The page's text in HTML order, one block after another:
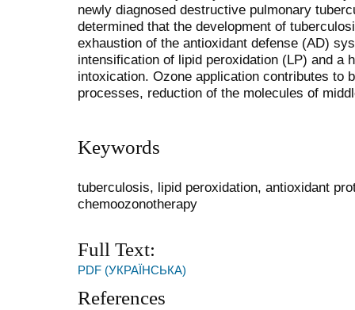
newly diagnosed destructive pulmonary
determined that the development of
exhaustion of the antioxidant defense (AD)
intensification of lipid peroxidation (LP) and a
intoxication. Ozone application contributes to
processes, reduction of the molecules of
Keywords
tuberculosis, lipid peroxidation, antioxidant
chemoozonotherapy
Full Text:
PDF (УКРАЇНСЬКА)
References